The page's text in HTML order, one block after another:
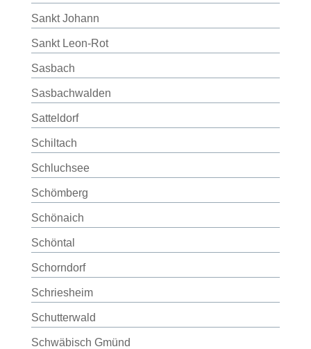
Sankt Johann
Sankt Leon-Rot
Sasbach
Sasbachwalden
Satteldorf
Schiltach
Schluchsee
Schömberg
Schönaich
Schöntal
Schorndorf
Schriesheim
Schutterwald
Schwäbisch Gmünd